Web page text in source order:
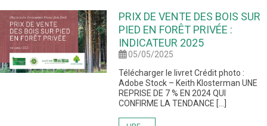
PRIX DE VENTE DES BOIS SUR
PIED EN FORÊT PRIVÉE :
INDICATEUR 2025
05/05/2025
Télécharger le livret Crédit photo :
Adobe Stock – Keith Klosterman UNE
REPRISE DE 7 % EN 2024 QUI
CONFIRME LA TENDANCE […]